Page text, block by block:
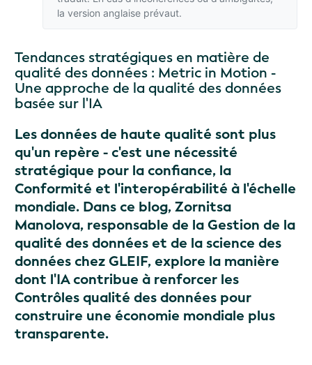
la version anglaise prévaut.
Tendances stratégiques en matière de
qualité des données : Metric in Motion -
Une approche de la qualité des données
basée sur l'IA
Les données de haute qualité sont plus
qu'un repère - c'est une nécessité
stratégique pour la confiance, la
Conformité et l'interopérabilité à l'échelle
mondiale. Dans ce blog, Zornitsa
Manolova, responsable de la Gestion de la
qualité des données et de la science des
données chez GLEIF, explore la manière
dont l'IA contribue à renforcer les
Contrôles qualité des données pour
construire une économie mondiale plus
transparente.